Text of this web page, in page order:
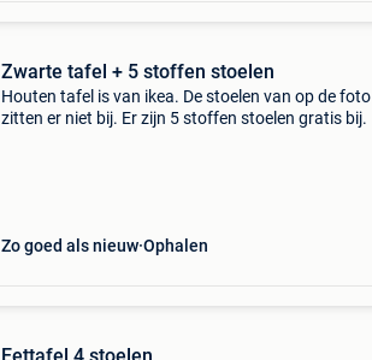
Zwarte tafel + 5 stoffen stoelen
Houten tafel is van ikea. De stoelen van op de foto
zitten er niet bij. Er zijn 5 stoffen stoelen gratis bij.
Zo goed als nieuw Ophalen